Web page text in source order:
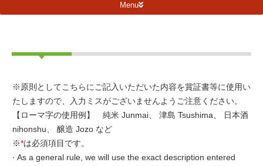
Menu
※原則としてこちらにご記入いただいた内容を賞証書等に使用い
たしますので、入力ミスがございませんようご注意ください。
【ローマ字の使用例】 純米 Junmai、 津島 Tsushima、 日本酒
nihonshu 、 醸造 Jozo など
※*は必須項目です。
· As a general rule, we will use the exact description entered